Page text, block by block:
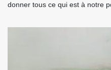
donner tous ce qui est à notre